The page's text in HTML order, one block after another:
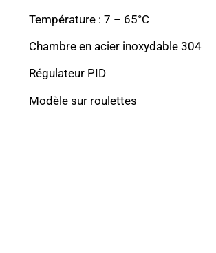
Température : 7 – 65°C
Chambre en acier inoxydable 304
Régulateur PID
Modèle sur roulettes